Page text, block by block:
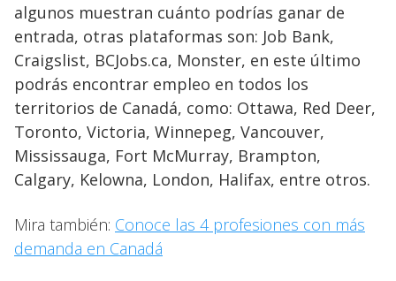
algunos muestran cuánto podrías ganar de
entrada, otras plataformas son: Job Bank,
Craigslist, BCJobs.ca, Monster, en este último
podrás encontrar empleo en todos los
territorios de Canadá, como: Ottawa, Red Deer,
Toronto, Victoria, Winnepeg, Vancouver,
Mississauga, Fort McMurray, Brampton,
Calgary, Kelowna, London, Halifax, entre otros.
Mira también: Conoce las 4 profesiones con más
demanda en Canadá